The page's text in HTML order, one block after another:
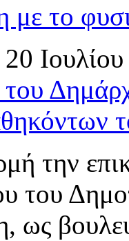
με το
την
του
ως